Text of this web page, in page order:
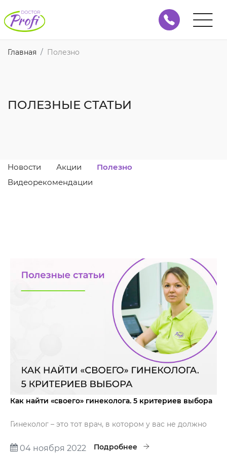
Главная Полезно
ПОЛЕЗНЫЕ СТАТЬИ
Новости Акции
Полезно
Видеорекомендации
Как найти «своего» гинеколога. 5 критериев выбора
Гинеколог – это тот врач, в котором у вас не должно
в человеческих качествах, поскольку от него зависит
04 ноября 2022 Подробнее